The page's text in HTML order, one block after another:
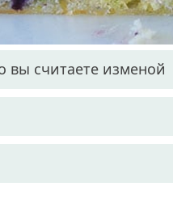
вы считаете изменой